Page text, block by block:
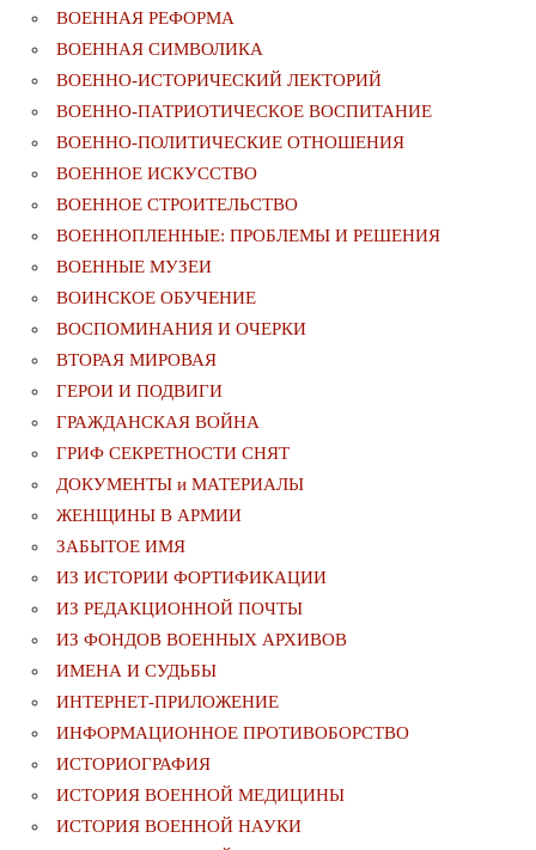
ВОЕННАЯ РЕФОРМА
ВОЕННАЯ СИМВОЛИКА
ВОЕННО-ИСТОРИЧЕСКИЙ ЛЕКТОРИЙ
ВОЕННО-ПАТРИОТИЧЕСКОЕ ВОСПИТАНИЕ
ВОЕННО-ПОЛИТИЧЕСКИE ОТНОШЕНИЯ
ВОЕННОЕ ИСКУССТВО
ВОЕННОЕ СТРОИТЕЛЬСТВО
ВОЕННОПЛЕННЫЕ: ПРОБЛЕМЫ И РЕШЕНИЯ
ВОЕННЫЕ МУЗЕИ
ВОИНСКОЕ ОБУЧЕНИЕ
ВОСПОМИНАНИЯ И ОЧЕРКИ
ВТОРАЯ МИРОВАЯ
ГЕРОИ И ПОДВИГИ
ГРАЖДАНСКАЯ ВОЙНА
ГРИФ СЕКРЕТНОСТИ СНЯТ
ДОКУМЕНТЫ и МАТЕРИАЛЫ
ЖЕНЩИНЫ В АРМИИ
ЗАБЫТОЕ ИМЯ
ИЗ ИСТОРИИ ФОРТИФИКАЦИИ
ИЗ РЕДАКЦИОННОЙ ПОЧТЫ
ИЗ ФОНДОВ ВОЕННЫХ АРХИВОВ
ИМЕНА И СУДЬБЫ
ИНТЕРНЕТ-ПРИЛОЖЕНИЕ
ИНФОРМАЦИОННОЕ ПРОТИВОБОРСТВО
ИСТОРИОГРАФИЯ
ИСТОРИЯ ВОЕННОЙ МЕДИЦИНЫ
ИСТОРИЯ ВОЕННОЙ НАУКИ